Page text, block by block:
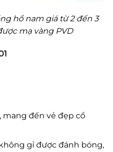
hồ nam giá từ 2 đến 3
mạ vàng PVD
mang đến vẻ đẹp cổ
gỉ được đánh bóng,